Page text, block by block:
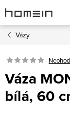
na
obsah
Vázy
Váza
bílá, 60